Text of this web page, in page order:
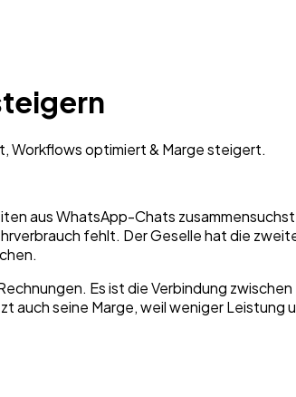
Workflows optimiert & Marge steigert.
aus WhatsApp-Chats
fehlt. Der Geselle hat die
Es ist die Verbindung
seine Marge, weil weniger Leistung